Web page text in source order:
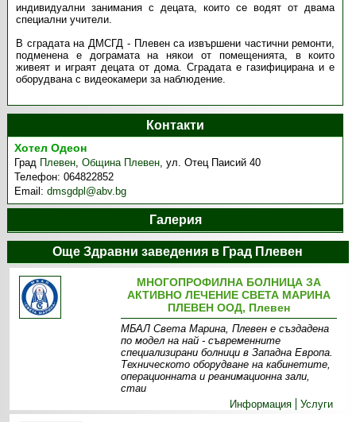
индивидуални занимания с децата, които се водят от двама
специални учители.
В сградата на ДМСГД - Плевен са извършени частични ремонти,
подменена е дограмата на някои от помещенията, в които
живеят и играят децата от дома. Сградата е газифицирана и е
оборудвана с видеокамери за наблюдение.
Контакти
Хотел Одеон
Град Плевен ,Община Плевен ,ул. Отец Паисий 40
Телефон:064822852
Email:dmsgdpl@abv.bg
Галерия
Още Здравни заведения в Град Плевен
МНОГОПРОФИЛНА БОЛНИЦА ЗА
АКТИВНО ЛЕЧЕНИЕ СВЕТА МАРИНА
ПЛЕВЕН ООД, Плевен
МБАЛ Света Марина, Плевен е създадена
по модел на най - съвременните
специализирани болници в Западна Европа.
Техническото оборудване на кабинетите,
операционната и реанимационна зали,
стаи
Информация
Услуги